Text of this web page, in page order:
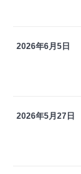
2026年6月5日
2026年5月27日